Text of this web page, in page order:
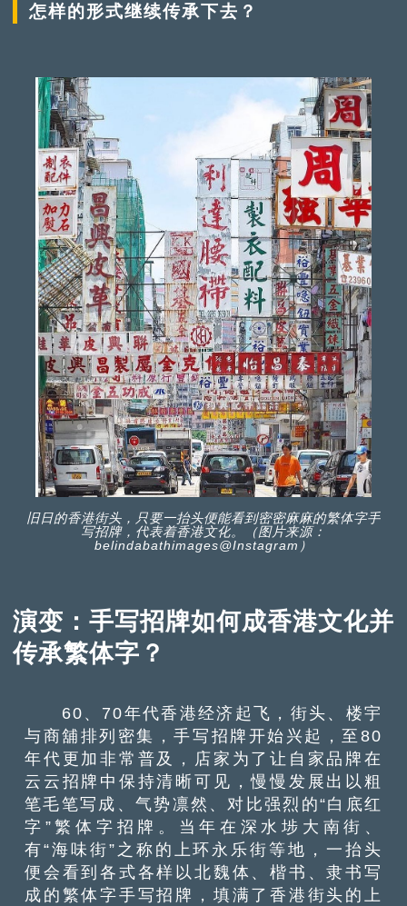
怎样的形式继续传承下去？
旧日的香港街头，只要一抬头便能看到密密麻麻的繁体字手
写招牌，代表着香港文化。（图片来源：
belindabathimages@Instagram）
演变：手写招牌如何成香港文化并
传承繁体字？
60、70年代香港经济起飞，街头、楼宇
与商舖排列密集，手写招牌开始兴起，至80
年代更加非常普及，店家为了让自家品牌在
云云招牌中保持清晰可见，慢慢发展出以粗
笔毛笔写成、气势凛然、对比强烈的“白底红
字”繁体字招牌。当年在深水埗大南街、
有“海味街”之称的上环永乐街等地，一抬头
便会看到各式各样以北魏体、楷书、隶书写
成的繁体字手写招牌，填满了香港街头的上